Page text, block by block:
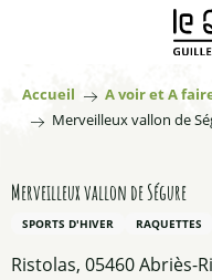
principal
Accueil A voir et A
Merveilleux vallon de
Merveilleux vallon de Ségure
SPORTS D'HIVER RAQUETTES
Ristolas, 05460 Abriès-